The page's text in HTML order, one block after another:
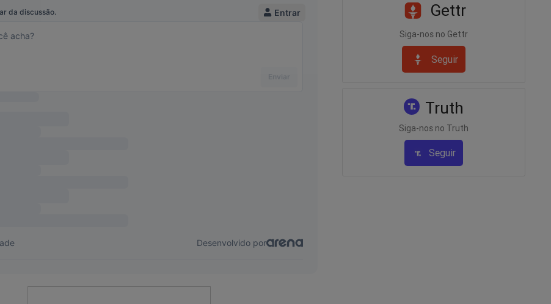
de terror... Sua queda de audiência e crise sem fim é o retrato do
Gettr
Siga-nos no Gettr
Seguir
Truth
Siga-nos no Truth
Seguir